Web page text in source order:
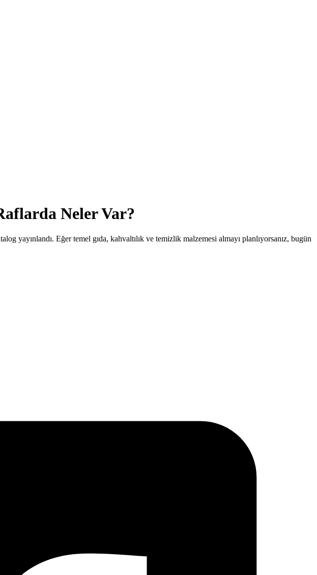
Neler Var?
yayınlandı. Eğer temel gıda, kahvaltılık ve temizlik malzemesi almayı planlıyorsanız, bugün